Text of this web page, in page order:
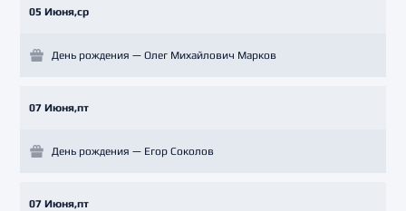
05 Июня,ср
День рождения — Олег Михайлович Марков
07 Июня,пт
День рождения — Егор Соколов
07 Июня,пт